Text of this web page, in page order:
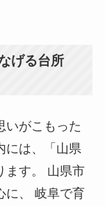
げる台所
いがこもった
には、「山県
ます。 山県市
に、 岐阜で育